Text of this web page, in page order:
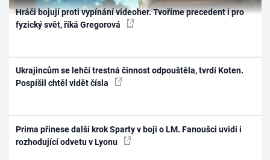
Hráči bojují proti vypínání videoher. Tvoříme precedent i pro
fyzický svět, říká Gregorová
Ukrajincům se lehčí trestná činnost odpouštěla, tvrdí Koten.
Pospíšil chtěl vidět čísla
Prima přinese další krok Sparty v boji o LM. Fanoušci uvidí i
rozhodující odvetu v Lyonu